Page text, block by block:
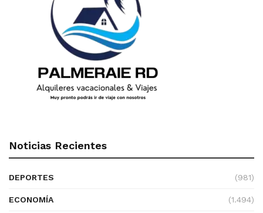
Noticias Recientes
DEPORTES (981)
ECONOMÍA (1.494)